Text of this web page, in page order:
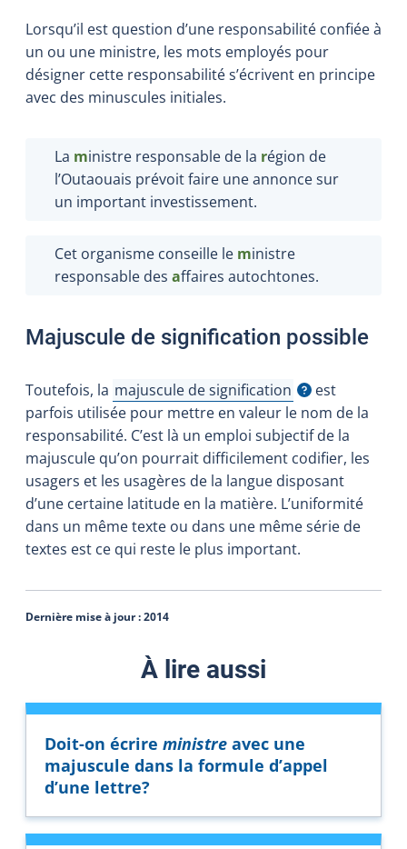
Lorsqu’il est question d’une responsabilité confiée à
un ou une ministre, les mots employés pour
désigner cette responsabilité s’écrivent en principe
avec des minuscules initiales.
La ministre responsable de la région de
l’Outaouais prévoit faire une annonce sur
un important investissement.
Cet organisme conseille le ministre
responsable des affaires autochtones.
Majuscule de signification possible
Toutefois, la majuscule de signification
Afficher l'infobulle
est
parfois utilisée pour mettre en valeur le nom de la
responsabilité. C’est là un emploi subjectif de la
majuscule qu’on pourrait difficilement codifier, les
usagers et les usagères de la langue disposant
d’une certaine latitude en la matière. L’uniformité
dans un même texte ou dans une même série de
textes est ce qui reste le plus important.
Dernière mise à jour :2014
À lire aussi
Doit-on écrire ministre avec une
majuscule dans la formule d’appel
d’une lettre?